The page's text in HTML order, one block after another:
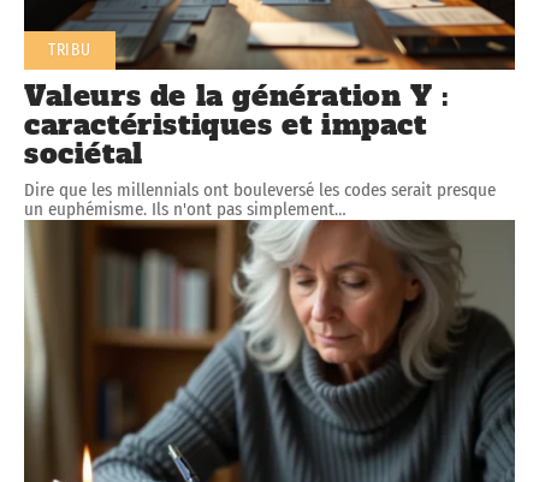
TRIBU
Valeurs de la génération Y :
caractéristiques et impact
sociétal
Dire que les millennials ont bouleversé les codes serait presque
un euphémisme. Ils n'ont pas simplement…